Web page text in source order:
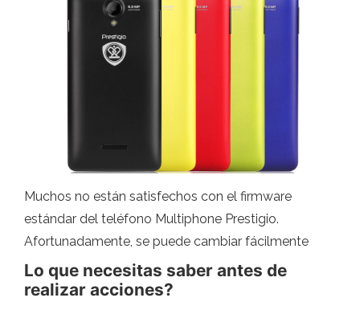
Muchos no están satisfechos con el firmware
estándar del teléfono Multiphone Prestigio.
Afortunadamente, se puede cambiar fácilmente
Lo que necesitas saber antes de
realizar acciones?